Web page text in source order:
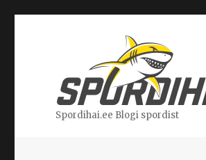
Spordihai.ee Blogi spordist